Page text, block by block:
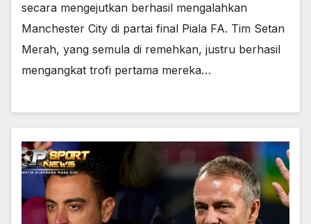
secara mengejutkan berhasil mengalahkan
Manchester City di partai final Piala FA. Tim Setan
Merah, yang semula di remehkan, justru berhasil
mengangkat trofi pertama mereka…